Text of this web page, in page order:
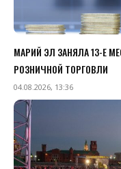
МАРИЙ ЭЛ ЗАНЯЛА 13-Е
РОЗНИЧНОЙ ТОРГОВЛИ
04.08.2026, 13:36